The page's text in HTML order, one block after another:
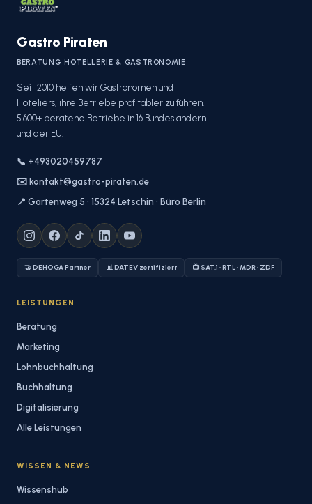
Gastro Piraten
BERATUNG HOTELLERIE & GASTRONOMIE
Seit 2010 helfen wir Gastronomen und
Hoteliers, ihre Betriebe profitabler zu führen.
5.600+ beratene Betriebe in 16 Bundesländern
und der EU.
📞 +493020459787
✉️ kontakt@gastro-piraten.de
📍 Gartenweg 5 · 15324 Letschin · Büro Berlin
🤝 DEHOGA Partner 📊 DATEV zertifiziert 📺 SAT.1 · RTL · MDR · ZDF
LEISTUNGEN
Beratung
Marketing
Lohnbuchhaltung
Buchhaltung
Digitalisierung
Alle Leistungen
WISSEN & NEWS
Wissenshub